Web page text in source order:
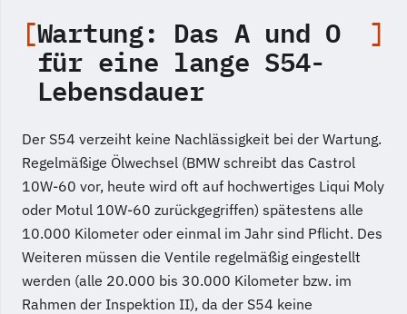
Wartung: Das A und O
für eine lange S54-
Lebensdauer
Der S54 verzeiht keine Nachlässigkeit bei der Wartung.
Regelmäßige Ölwechsel (BMW schreibt das Castrol
10W-60 vor, heute wird oft auf hochwertiges Liqui Moly
oder Motul 10W-60 zurückgegriffen) spätestens alle
10.000 Kilometer oder einmal im Jahr sind Pflicht. Des
Weiteren müssen die Ventile regelmäßig eingestellt
werden (alle 20.000 bis 30.000 Kilometer bzw. im
Rahmen der Inspektion II), da der S54 keine